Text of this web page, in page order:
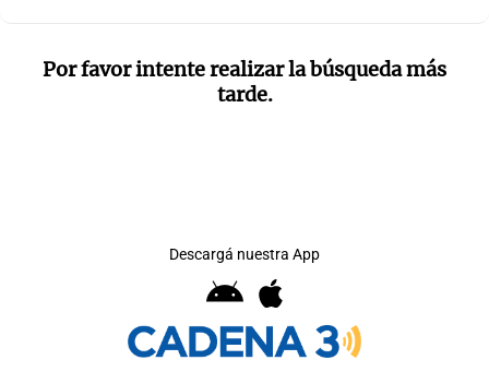
Por favor intente realizar la búsqueda más
tarde.
Descargá nuestra App